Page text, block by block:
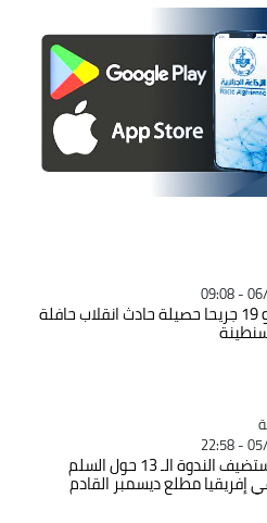
حادث انقلاب حافلة
الجزائر تستضيف الندوة الـ 13 حول السلم
القادم